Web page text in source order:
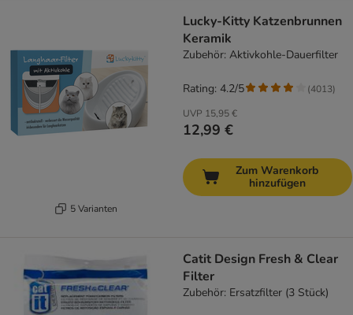
5 Varianten
Lucky-Kitty Katzenbrunnen
Keramik
Zubehör: Aktivkohle-Dauerfilter
UVP 15,95 €
12,99 €
Rating: 4.2/5 (4013)
Zum Warenkorb
hinzufügen
Catit Design Fresh & Clear
Filter
Zubehör: Ersatzfilter (3 Stück)